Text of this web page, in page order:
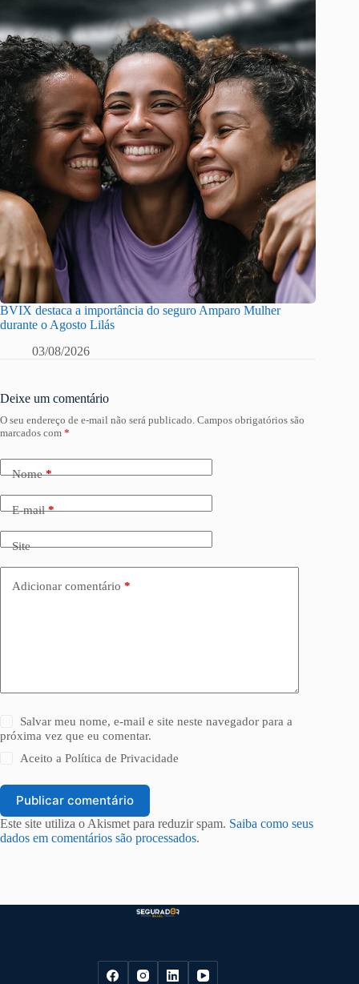
BVIX destaca a importância do seguro Amparo Mulher
durante o Agosto Lilás
03/08/2026
Deixe um comentário
O seu endereço de e-mail não será publicado. Campos obrigatórios são
marcados com *
Nome*
E-mail*
Site
Adicionar comentário *
Salvar meu nome, e-mail e site neste navegador para a
próxima vez que eu comentar.
Aceito aPolítica de Privacidade
Publicar comentário
Este site utiliza o Akismet para reduzir spam. Saiba como seus
dados em comentários são processados.